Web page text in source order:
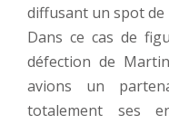
diffusant un spot
Dans ce cas de
défection de
avions un
totalement ses